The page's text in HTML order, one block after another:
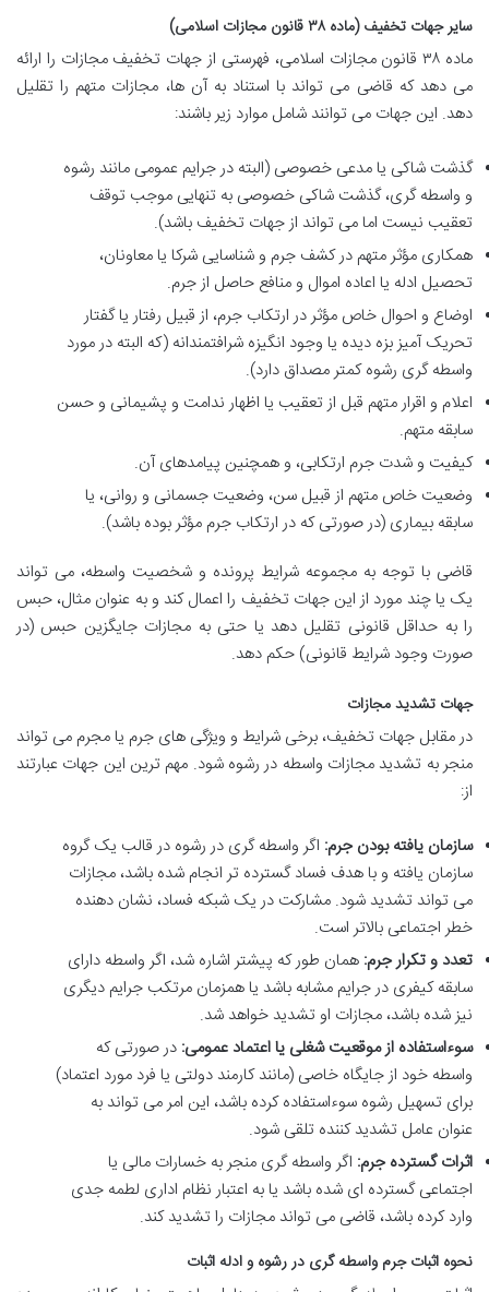
سایر جهات تخفیف (ماده ۳۸ قانون مجازات اسلامی)
ماده ۳۸ قانون مجازات اسلامی، فهرستی از جهات تخفیف مجازات را ارائه
می دهد که قاضی می تواند با استناد به آن ها، مجازات متهم را تقلیل
دهد. این جهات می توانند شامل موارد زیر باشند:
گذشت شاکی یا مدعی خصوصی (البته در جرایم عمومی مانند رشوه
و واسطه گری، گذشت شاکی خصوصی به تنهایی موجب توقف
تعقیب نیست اما می تواند از جهات تخفیف باشد).
همکاری مؤثر متهم در کشف جرم و شناسایی شرکا یا معاونان،
تحصیل ادله یا اعاده اموال و منافع حاصل از جرم.
اوضاع و احوال خاص مؤثر در ارتکاب جرم، از قبیل رفتار یا گفتار
تحریک آمیز بزه دیده یا وجود انگیزه شرافتمندانه (که البته در مورد
واسطه گری رشوه کمتر مصداق دارد).
اعلام و اقرار متهم قبل از تعقیب یا اظهار ندامت و پشیمانی و حسن
سابقه متهم.
کیفیت و شدت جرم ارتکابی، و همچنین پیامدهای آن.
وضعیت خاص متهم از قبیل سن، وضعیت جسمانی و روانی، یا
سابقه بیماری (در صورتی که در ارتکاب جرم مؤثر بوده باشد).
قاضی با توجه به مجموعه شرایط پرونده و شخصیت واسطه، می تواند
یک یا چند مورد از این جهات تخفیف را اعمال کند و به عنوان مثال، حبس
را به حداقل قانونی تقلیل دهد یا حتی به مجازات جایگزین حبس (در
صورت وجود شرایط قانونی) حکم دهد.
جهات تشدید مجازات
در مقابل جهات تخفیف، برخی شرایط و ویژگی های جرم یا مجرم می تواند
منجر به تشدید مجازات واسطه در رشوه شود. مهم ترین این جهات عبارتند
از:
سازمان یافته بودن جرم: اگر واسطه گری در رشوه در قالب یک گروه
سازمان یافته و با هدف فساد گسترده تر انجام شده باشد، مجازات
می تواند تشدید شود. مشارکت در یک شبکه فساد، نشان دهنده
خطر اجتماعی بالاتر است.
تعدد و تکرار جرم: همان طور که پیشتر اشاره شد، اگر واسطه دارای
سابقه کیفری در جرایم مشابه باشد یا همزمان مرتکب جرایم دیگری
نیز شده باشد، مجازات او تشدید خواهد شد.
سوءاستفاده از موقعیت شغلی یا اعتماد عمومی: در صورتی که
واسطه خود از جایگاه خاصی (مانند کارمند دولتی یا فرد مورد اعتماد)
برای تسهیل رشوه سوءاستفاده کرده باشد، این امر می تواند به
عنوان عامل تشدید کننده تلقی شود.
اثرات گسترده جرم: اگر واسطه گری منجر به خسارات مالی یا
اجتماعی گسترده ای شده باشد یا به اعتبار نظام اداری لطمه جدی
وارد کرده باشد، قاضی می تواند مجازات را تشدید کند.
نحوه اثبات جرم واسطه گری در رشوه و ادله اثبات